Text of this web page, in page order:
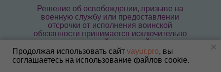
Решение об освобождении, призыве на
военную службу или предоставлении
отсрочки от исполнения воинской
обязанности принимается исключительно
призывной комиссией.
Мы защищаем всех призывников от
нарушения их прав, гарантированных
Продолжая использовать сайт vayur.pro, вы
соглашаетесь на использование файлов cookie.